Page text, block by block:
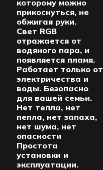
которому можно
прикоснуться, не
обжигая руки.
Свет RGB
отражается от
водяного пара, и
появляется пламя.
Работает только от
электричества и
воды. Безопасно
для вашей семьи.
Нет тепла, нет
пепла, нет запаха,
нет шума, нет
опасности
Простота
установки и
эксплуатации.